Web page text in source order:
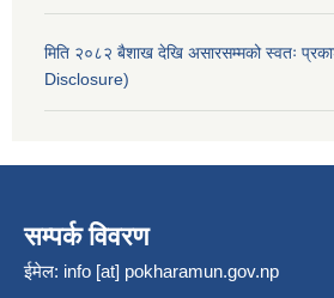
मिति २०८२ बैशाख देखि असारसम्मको स्वतः
Disclosure)
सम्पर्क विवरण
ईमेल: info [at] pokharamun.gov.np